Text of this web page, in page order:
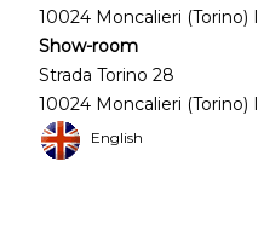
10024 Moncalieri (Torino)
Show-room
Strada Torino 28
10024 Moncalieri (Torino)
English